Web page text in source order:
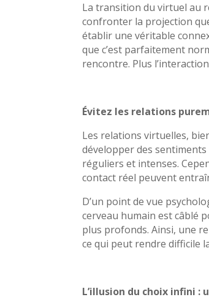
La transition du virtuel au
confronter la projection
établir une véritable
que c’est parfaitement
rencontre. Plus
Évitez les relations
Les relations virtuelles,
développer des
réguliers et intenses.
contact réel peuvent
D’un point de vue
cerveau humain est câblé
plus profonds. Ainsi, une
ce qui peut rendre difficile
L’illusion du choix infini :